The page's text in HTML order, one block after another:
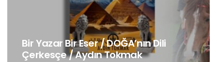
Bir Yazar Bir Eser / DOĞA’nın Dili
Çerkesçe / Aydın Tokmak